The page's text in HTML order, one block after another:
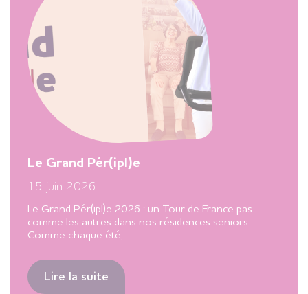
Le Grand Pér(ipl)e
15 juin 2026
Le Grand Pér(ipl)e 2026 : un Tour de France pas
comme les autres dans nos résidences seniors
Comme chaque été,…
Lire la suite